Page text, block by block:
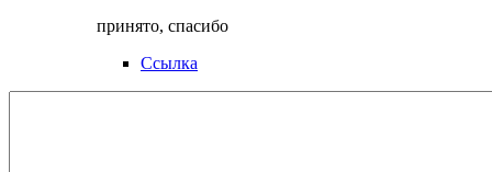
принято, спасибо
Ссылка